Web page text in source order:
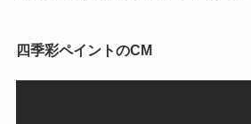
四季彩ペイントのCM